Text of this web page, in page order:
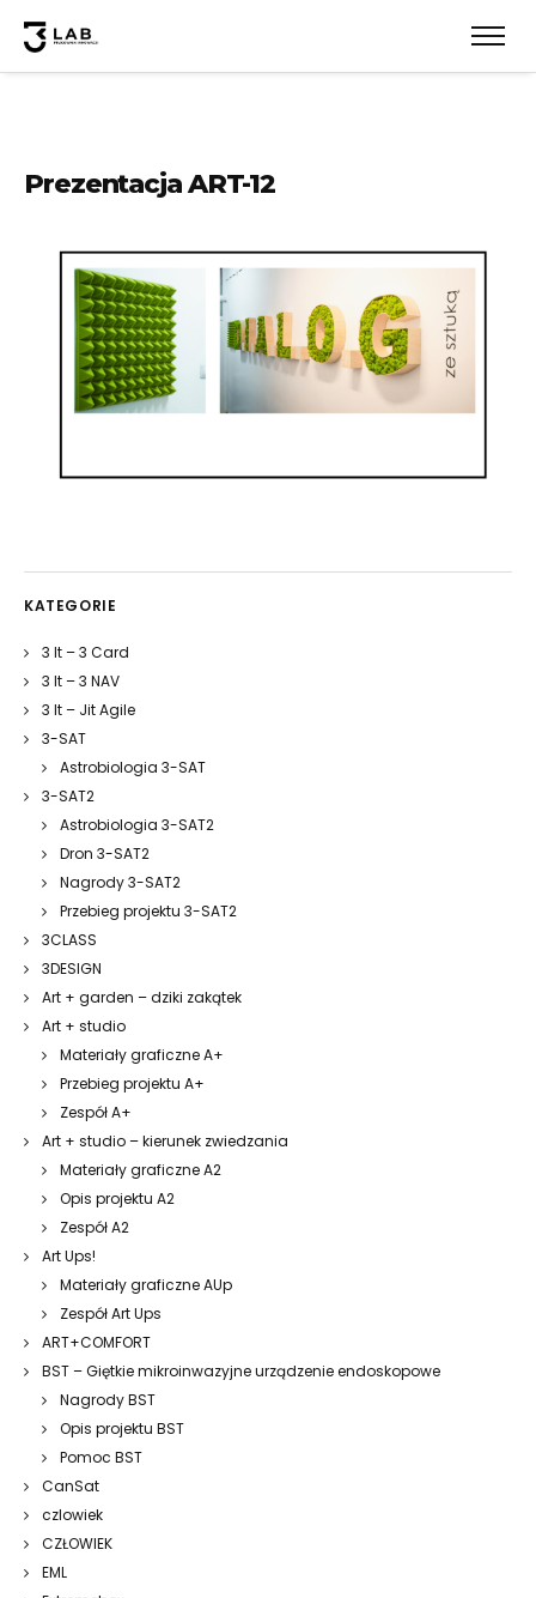
Prezentacja ART-12
KATEGORIE
3 It – 3 Card
3 It – 3 NAV
3 It – Jit Agile
3-SAT
Astrobiologia 3-SAT
3-SAT2
Astrobiologia 3-SAT2
Dron 3-SAT2
Nagrody 3-SAT2
Przebieg projektu 3-SAT2
3CLASS
3DESIGN
Art + garden – dziki zakątek
Art + studio
Materiały graficzne A+
Przebieg projektu A+
Zespół A+
Art + studio – kierunek zwiedzania
Materiały graficzne A2
Opis projektu A2
Zespół A2
Art Ups!
Materiały graficzne AUp
Zespół Art Ups
ART+COMFORT
BST – Giętkie mikroinwazyjne urządzenie endoskopowe
Nagrody BST
Opis projektu BST
Pomoc BST
CanSat
czlowiek
CZŁOWIEK
EML